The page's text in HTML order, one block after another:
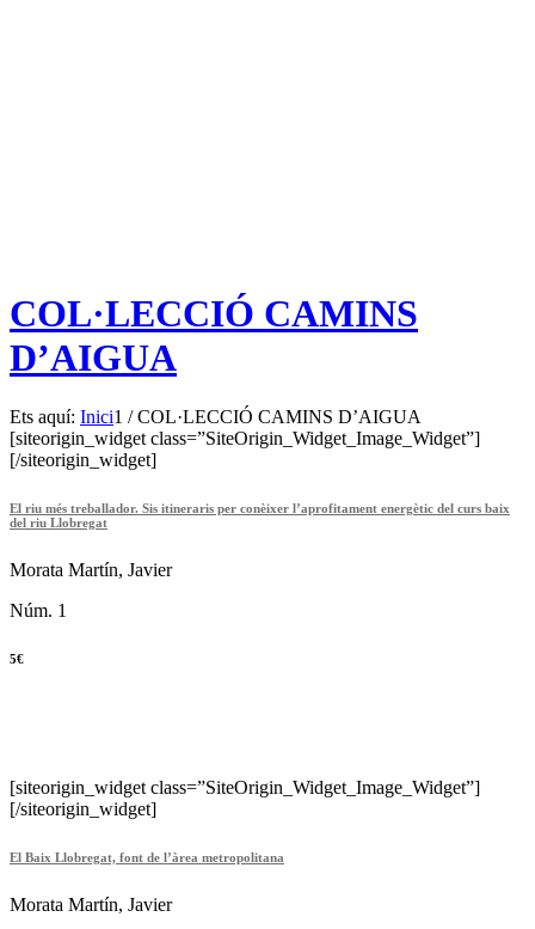
COL·LECCIÓ CAMINS
D’AIGUA
Ets aquí: Inici1 / COL·LECCIÓ CAMINS D’AIGUA
[siteorigin_widget class=”SiteOrigin_Widget_Image_Widget”]
[/siteorigin_widget]
El riu més treballador. Sis itineraris per conèixer l’aprofitament energètic del curs baix
del riu Llobregat
Morata Martín, Javier
Núm. 1
5€
[siteorigin_widget class=”SiteOrigin_Widget_Image_Widget”]
[/siteorigin_widget]
El Baix Llobregat, font de l’àrea metropolitana
Morata Martín, Javier